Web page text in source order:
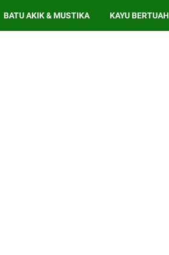
BATU AKIK & MUSTIKA KAYU BERTUAH